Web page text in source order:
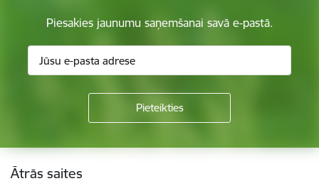
Piesakies jaunumu saņemšanai savā e-pastā.
Kājene
Ātrās saites